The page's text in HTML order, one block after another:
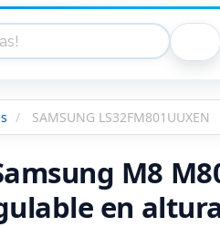
SAMSUNG LS32FM801UUXEN
M8
en